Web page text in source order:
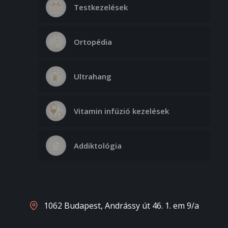
Testkezelések
Ortopédia
Ultrahang
Vitamin infúzió kezelések
Addiktológia
1062 Budapest, Andrássy út 46. 1. em 9/a